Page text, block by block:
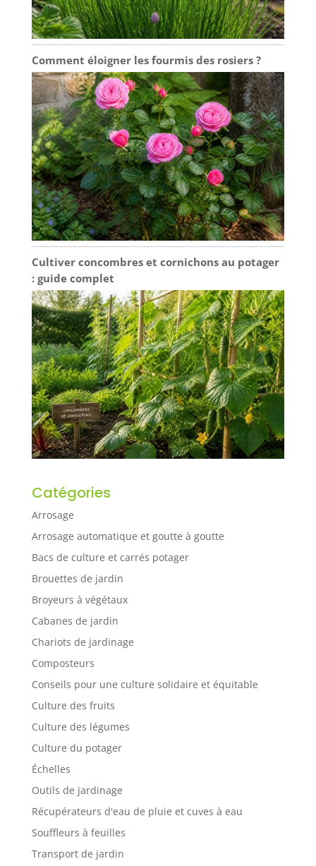
Comment éloigner les fourmis des rosiers ?
Cultiver concombres et cornichons au potager
: guide complet
Catégories
Arrosage
Arrosage automatique et goutte à goutte
Bacs de culture et carrés potager
Brouettes de jardin
Broyeurs à végétaux
Cabanes de jardin
Chariots de jardinage
Composteurs
Conseils pour une culture solidaire et équitable
Culture des fruits
Culture des légumes
Culture du potager
Échelles
Outils de jardinage
Récupérateurs d'eau de pluie et cuves à eau
Souffleurs à feuilles
Transport de jardin